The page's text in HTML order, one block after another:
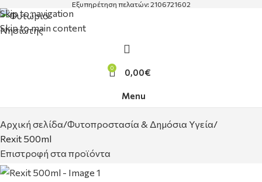
Skip to navigation
Skip to main content
Εξυπηρέτηση πελατών: 2106721602
0 0,00€
Menu
Αρχική σελίδα Φυτοπροστασία & Δημόσια Υγεία
Rexit 500ml
Επιστροφή στα προϊόντα